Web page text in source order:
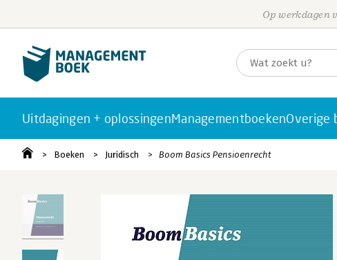
Op werkdagen
Uitdagingen + oplossingenManagementboekenOverige
Boeken Juridisch Boom Basics Pensioenrecht